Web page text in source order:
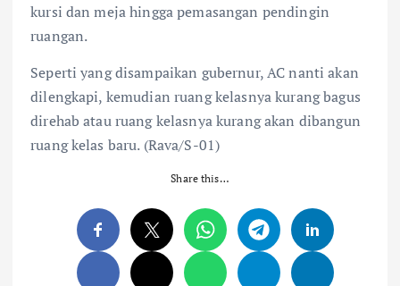
kursi dan meja hingga pemasangan pendingin
ruangan.
Seperti yang disampaikan gubernur, AC nanti akan
dilengkapi, kemudian ruang kelasnya kurang bagus
direhab atau ruang kelasnya kurang akan dibangun
ruang kelas baru. (Rava/S-01)
Share this…